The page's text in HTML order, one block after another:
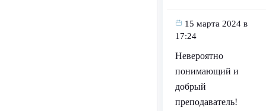
15 марта 2024 в
17:24
Невероятно
понимающий и
добрый
преподаватель!